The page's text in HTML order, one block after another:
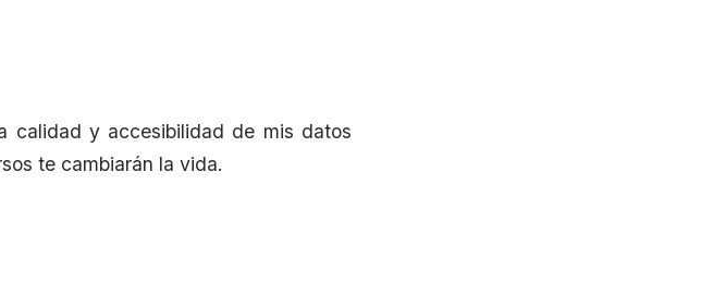
calidad y accesibilidad de mis datos
te cambiarán la vida.